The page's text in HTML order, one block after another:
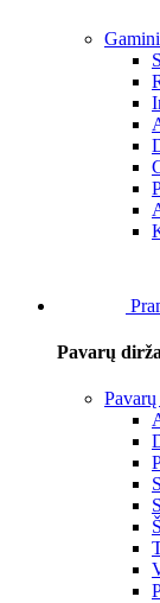
Pavarų